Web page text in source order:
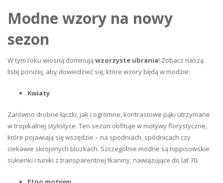
Modne wzory na nowy
sezon
W tym roku wiosną dominująwzorzyste ubrania! Zobacz naszą
listę poniżej, aby dowiedzieć się, które wzory będą w modzie:
Kwiaty
Zarówno drobne łączki, jak i ogromne, kontrastowe pąki utrzymane
w tropikalnej stylistyce. Ten sezon obfituje w motywy florystyczne,
które pojawiają się wszędzie – na spodniach, spódnicach czy
ciekawie skrojonych bluzkach. Szczególnie modne są hippisowskie
sukienki i tuniki z transparentnej tkaniny, nawiązujące do lat 70.